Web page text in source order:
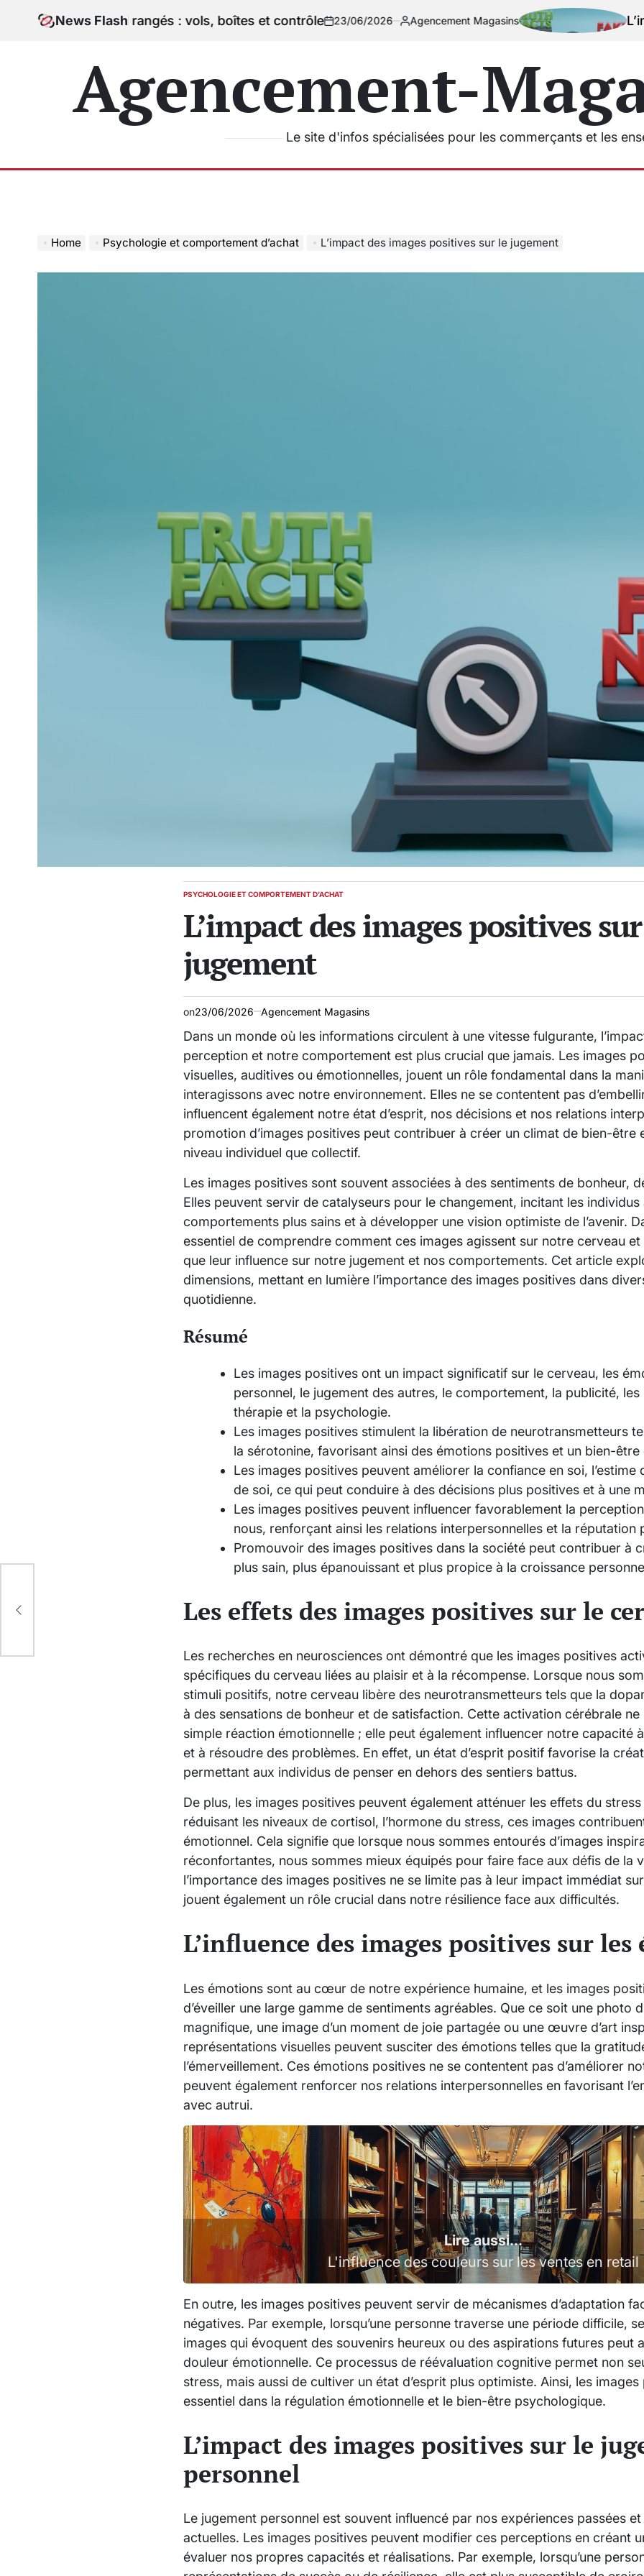
News Flash
mal rangés : vols, boîtes et contrôleon
23/06/2026
Posted
Agencement Magasins L’impact
Agencement-
Le site d'infos spécialisées pour les commerçants et les
Home Psychologie et comportement d’achat L’impact des images positives sur le jugement
POSTED
PSYCHOLOGIE ET COMPORTEMENT D’ACHAT
L’impact des images positives
jugement
on23/06/2026 Agencement Magasins
Dans un monde où les informations circulent à une vitesse fulgurante,
perception et notre comportement est plus crucial que jamais. Les images
visuelles, auditives ou émotionnelles, jouent un rôle fondamental dans la
interagissons avec notre environnement. Elles ne se contentent pas
influencent également notre état d’esprit, nos décisions et nos relations
promotion d’images positives peut contribuer à créer un climat de bien-être
niveau individuel que collectif.
Les images positives sont souvent associées à des sentiments de bonheur,
Elles peuvent servir de catalyseurs pour le changement, incitant les
comportements plus sains et à développer une vision optimiste de l’avenir.
essentiel de comprendre comment ces images agissent sur notre cerveau
que leur influence sur notre jugement et nos comportements. Cet article
dimensions, mettant en lumière l’importance des images positives dans
quotidienne.
Résumé
Les images positives ont un impact significatif sur le cerveau, les
personnel, le jugement des autres, le comportement, la publicité,
thérapie et la psychologie.
Les images positives stimulent la libération de neurotransmetteurs
la sérotonine, favorisant ainsi des émotions positives et un bien-être
Les images positives peuvent améliorer la confiance en soi,
de soi, ce qui peut conduire à des décisions plus positives et à une
Les images positives peuvent influencer favorablement la
nous, renforçant ainsi les relations interpersonnelles et la réputation
Promouvoir des images positives dans la société peut contribuer à
plus sain, plus épanouissant et plus propice à la croissance
Les effets des images positives sur le
Les recherches en neurosciences ont démontré que les images positives
spécifiques du cerveau liées au plaisir et à la récompense. Lorsque nous
stimuli positifs, notre cerveau libère des neurotransmetteurs tels que la
à des sensations de bonheur et de satisfaction. Cette activation cérébrale ne
simple réaction émotionnelle ; elle peut également influencer notre capacité
et à résoudre des problèmes. En effet, un état d’esprit positif favorise la
permettant aux individus de penser en dehors des sentiers battus.
De plus, les images positives peuvent également atténuer les effets du stress
réduisant les niveaux de cortisol, l’hormone du stress, ces images
émotionnel. Cela signifie que lorsque nous sommes entourés d’images
réconfortantes, nous sommes mieux équipés pour faire face aux défis de la
l’importance des images positives ne se limite pas à leur impact immédiat
jouent également un rôle crucial dans notre résilience face aux difficultés.
L’influence des images positives sur
Les émotions sont au cœur de notre expérience humaine, et les images
d’éveiller une large gamme de sentiments agréables. Que ce soit une photo
magnifique, une image d’un moment de joie partagée ou une œuvre d’art
représentations visuelles peuvent susciter des émotions telles que la
l’émerveillement. Ces émotions positives ne se contentent pas d’améliorer
peuvent également renforcer nos relations interpersonnelles en favorisant
avec autrui.
Lire aussi...
L'influence des couleurs sur les ventes en retail
En outre, les images positives peuvent servir de mécanismes d’adaptation
négatives. Par exemple, lorsqu’une personne traverse une période difficile,
images qui évoquent des souvenirs heureux ou des aspirations futures peut
douleur émotionnelle. Ce processus de réévaluation cognitive permet non
stress, mais aussi de cultiver un état d’esprit plus optimiste. Ainsi, les
essentiel dans la régulation émotionnelle et le bien-être psychologique.
L’impact des images positives sur le
personnel
Le jugement personnel est souvent influencé par nos expériences passées
actuelles. Les images positives peuvent modifier ces perceptions en créant
évaluer nos propres capacités et réalisations. Par exemple, lorsqu’une